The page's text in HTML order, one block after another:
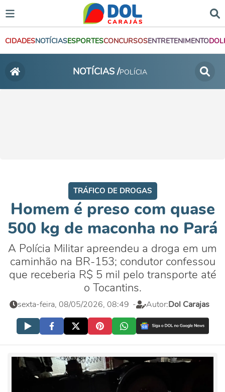
CIDADESNOTÍCIASESPORTESCONCURSOSENTRETENIMENTO
NOTÍCIAS /POLÍCIA
TRÁFICO DE DROGAS
Homem é preso com quase
500 kg de maconha no Pará
A Polícia Militar apreendeu a droga em um
caminhão na BR-153; condutor confessou
que receberia R$ 5 mil pelo transporte até
o Tocantins.
sexta-feira, 08/05/2026, 08:49 - Autor:Dol Carajas